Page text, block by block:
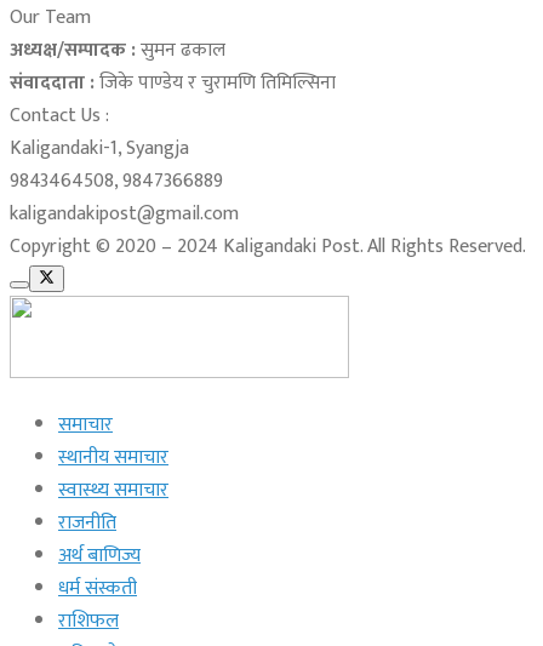
Our Team
अध्यक्ष/सम्पादक :सुमन ढकाल
संवाददाता :जिके पाण्डेय र चुरामणि तिमिल्सिना
Contact Us :
Kaligandaki-1, Syangja
9843464508, 9847366889
kaligandakipost@gmail.com
Copyright © 2020 – 2024 Kaligandaki Post. All Rights Reserved.
समाचार
स्थानीय समाचार
स्वास्थ्य समाचार
राजनीति
अर्थ बाणिज्य
धर्म संस्कती
राशिफल